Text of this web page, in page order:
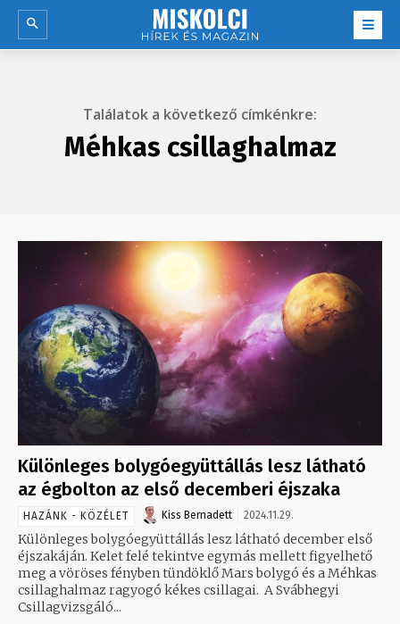
Találatok a következő címkénkre:
Méhkas csillaghalmaz
Különleges bolygóegyüttállás lesz látható
az égbolton az első decemberi éjszaka
HAZÁNK - KÖZÉLET Kiss Bernadett 2024.11.29.
Különleges bolygóegyüttállás lesz látható december első
éjszakáján. Kelet felé tekintve egymás mellett figyelhető
meg a vöröses fényben tündöklő Mars bolygó és a Méhkas
csillaghalmaz ragyogó kékes csillagai. A Svábhegyi
Csillagvizsgáló...